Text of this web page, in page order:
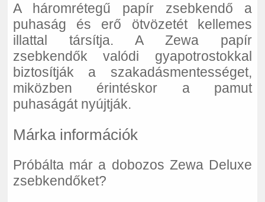
A háromrétegű papír zsebkendő a
puhaság és erő ötvözetét kellemes
illattal társítja. A Zewa papír
zsebkendők valódi gyapotrostokkal
biztosítják a szakadásmentességet,
miközben érintéskor a pamut
puhaságát nyújtják.
Márka információk
Próbálta már a dobozos Zewa Deluxe
zsebkendőket?